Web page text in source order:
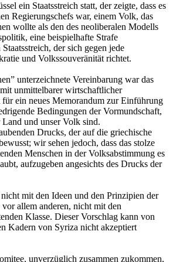
ein Staatsstreich statt, der zeigte, dass es
Regierungschefs war, einem Volk, das
wollte als den des neoliberalen Modells
eine beispielhafte Strafe
der sich gegen jede
und Volkssouveränität richtet.
unterzeichnete Vereinbarung war das
unmittelbarer wirtschaftlicher
für ein neues Memorandum zur Einführung
Bedingungen der Vormundschaft,
und unser Volk sind.
Drucks, der auf die griechische
wir sehen jedoch, dass das stolze
Menschen in der Volksabstimmung es
aufzugeben angesichts des Drucks der
mit den Ideen und den Prinzipien der
allem anderen, nicht mit den
Klasse. Dieser Vorschlag kann von
Kadern von Syriza nicht akzeptiert
unverzüglich zusammen zukommen,